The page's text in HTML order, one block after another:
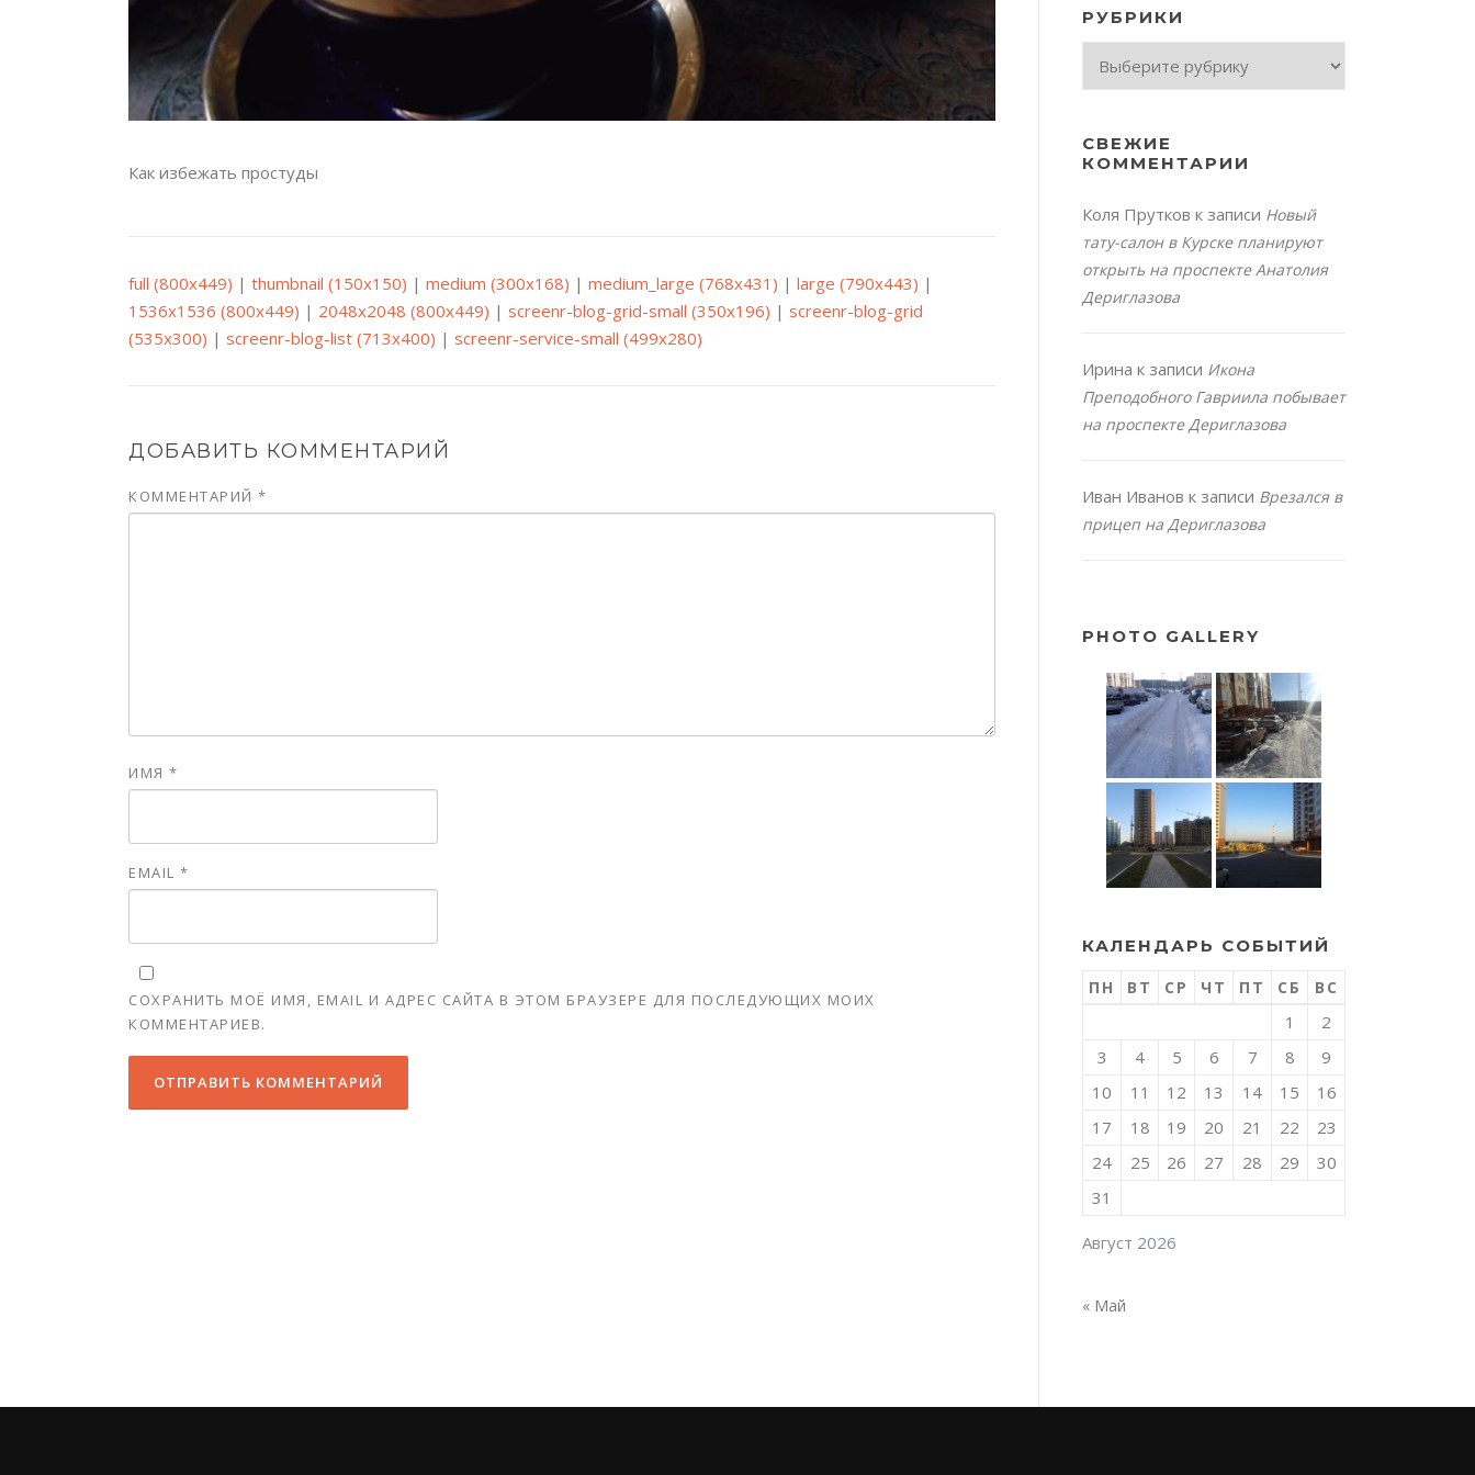
Как избежать простуды
full (800x449) | thumbnail (150x150) | medium (300x168) | medium_large (768x431) | large (790x443) |
1536x1536 (800x449) | 2048x2048 (800x449) | screenr-blog-grid-small (350x196) | screenr-blog-grid
(535x300) | screenr-blog-list (713x400) | screenr-service-small (499x280)
ДОБАВИТЬ КОММЕНТАРИЙ
КОММЕНТАРИЙ *
ИМЯ *
EMAIL *
СОХРАНИТЬ МОЁ ИМЯ, EMAIL И АДРЕС САЙТА В ЭТОМ БРАУЗЕРЕ ДЛЯ ПОСЛЕДУЮЩИХ МОИХ
КОММЕНТАРИЕВ.
РУБРИКИ
СВЕЖИЕ
КОММЕНТАРИИ
Коля Прутков к записи Новый
тату-салон в Курске планируют
открыть на проспекте Анатолия
Дериглазова
Ирина к записи Икона
Преподобного Гавриила побывает
на проспекте Дериглазова
Иван Иванов к записи Врезался в
прицеп на Дериглазова
PHOTO GALLERY
КАЛЕНДАРЬ СОБЫТИЙ
Август 2026
ПН ВТ СР ЧТ ПТ СБ ВС
1
2
3
4 5 6 7 8
9
10
11 12 13 14 15
16
17
18 19 20 21 22
23
24
25 26 27 28 29
30
31
« Май